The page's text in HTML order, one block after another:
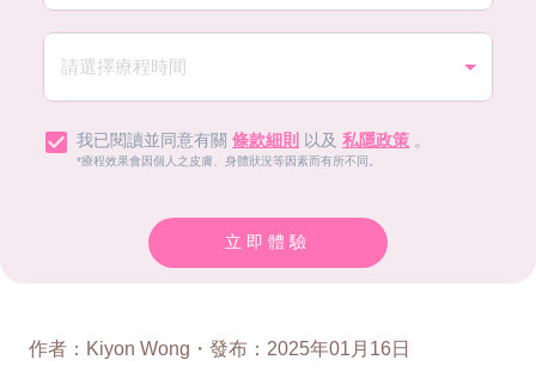
我已閱讀並同意有關 條款細則 以及 私隱政策 。
*療程效果會因個人之皮膚、身體狀況等因素而有所不同。
立即體驗
作者 ： Kiyon Wong ・ 發布 ： 2025年01月16日